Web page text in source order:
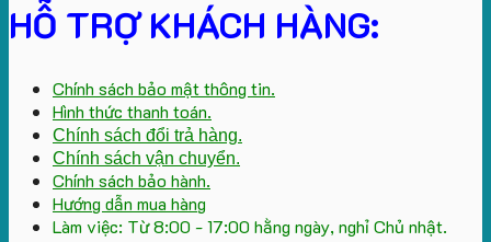
HỖ TRỢ KHÁCH HÀNG:
Chính sách bảo mật thông tin.
Hình thức thanh toán.
Chính sách đổi trả hàng.
Chính sách vận chuyển.
Chính sách bảo hành.
Hướng dẫn mua hàng
Làm việc: Từ 8:00 - 17:00 hằng ngày, nghỉ Chủ nhật.